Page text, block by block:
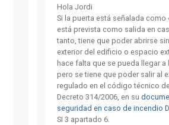
Hola Jordi
Si la puerta está señalada como
está prevista como salida en
tanto, tiene que poder abrirse
exterior del edificio o espacio
hace falta que se pueda llegar a
pero se tiene que poder salir al
regulado en el código técnico
Decreto 314/2006, en su
seguridad en caso de incendio
SI 3 apartado 6.